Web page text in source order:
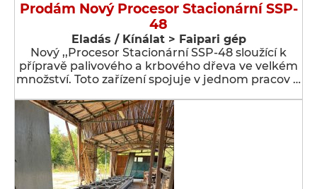
Prodám Nový Procesor Stacionární SSP-
48
Eladás / Kínálat > Faipari gép
Nový ,,Procesor Stacionární SSP-48 sloužící k
přípravě palivového a krbového dřeva ve velkém
množství. Toto zařízení spojuje v jednom pracov …